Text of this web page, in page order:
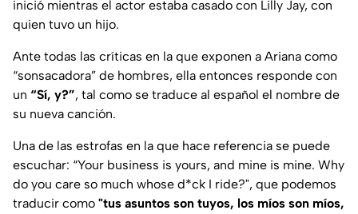
inició mientras el actor estaba casado con Lilly Jay, con
quien tuvo un hijo.
Ante todas las críticas en la que exponen a Ariana como
“sonsacadora” de hombres, ella entonces responde con
un “Sí, y?”, tal como se traduce al español el nombre de
su nueva canción.
Una de las estrofas en la que hace referencia se puede
escuchar: “Your business is yours, and mine is mine. Why
do you care so much whose d*ck I ride?", que podemos
traducir como "tus asuntos son tuyos, los míos son míos,